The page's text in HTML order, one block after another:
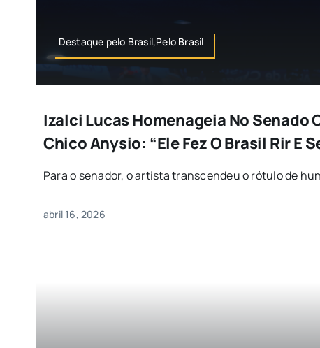
Destaque pelo Brasil,Pelo Brasil
Izalci Lucas Homenageia No Senado
Chico Anysio: “Ele Fez O Brasil Rir E
Para o senador, o artista transcendeu o rótulo de
abril 16, 2026